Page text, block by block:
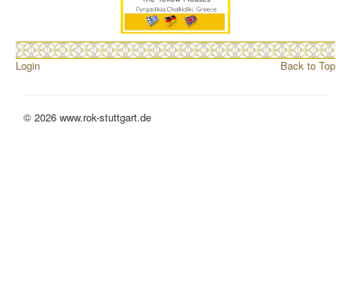
Login Back to Top
© 2026 www.rok-stuttgart.de